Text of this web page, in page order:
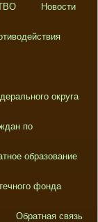
Новости
округа
по
образование
фонда
Обратная связь